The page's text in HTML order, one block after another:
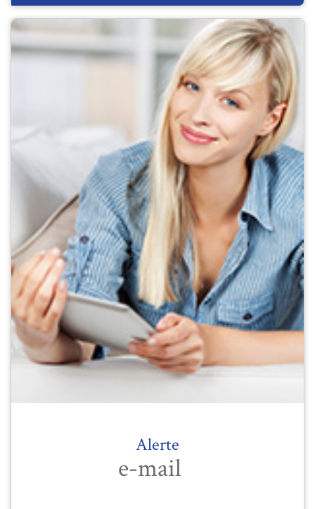
Alerte
e-mail